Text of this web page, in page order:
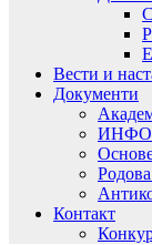
Вести и
Документи
Контакт